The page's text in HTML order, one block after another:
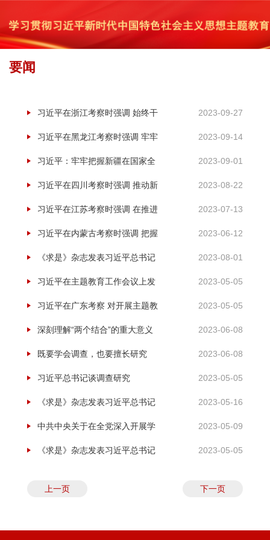
要闻
习近平在浙江考察时强调 始终干
在实处走在前列勇立潮头 奋力谱
写中国式现代化浙江新篇章
2023-09-27
习近平在黑龙江考察时强调 牢牢
把握在国家发展大局中的战略定
位 奋力开创黑龙江高质量发展新
局面
2023-09-14
习近平：牢牢把握新疆在国家全
局中的战略定位 在中国式现代化
进程中更好建设美丽新疆
2023-09-01
习近平在四川考察时强调 推动新
时代治蜀兴川再上新台阶 奋力谱
写中国式现代化四川新篇章
2023-08-22
习近平在江苏考察时强调 在推进
中国式现代化中走在前做示范 谱
写“强富美高”新江苏现代化建设
新篇章
2023-07-13
习近平在内蒙古考察时强调 把握
战略定位坚持绿色发展 奋力书写
中国式现代化内蒙古新篇章
2023-06-12
《求是》杂志发表习近平总书记
重要文章《加强基础研究 实现高
水平科技自立自强》
2023-08-01
习近平在主题教育工作会议上发
表重要讲话
2023-05-05
习近平在广东考察 对开展主题教
育提出要求
2023-05-05
深刻理解“两个结合”的重大意义
——论学习贯彻习近平总书记在
文化传承发展座谈会上重要讲话
2023-06-08
既要学会调查，也要擅长研究
（人民论坛）
2023-06-08
习近平总书记谈调查研究 2023-05-05
《求是》杂志发表习近平总书记
重要文章《在二十届中央政治局
第四次集体学习时的讲话》
2023-05-16
中共中央关于在全党深入开展学
习贯彻习近平新时代中国特色社
2023-05-09
《求是》杂志发表习近平总书记 2023-05-05
上一页 下一页